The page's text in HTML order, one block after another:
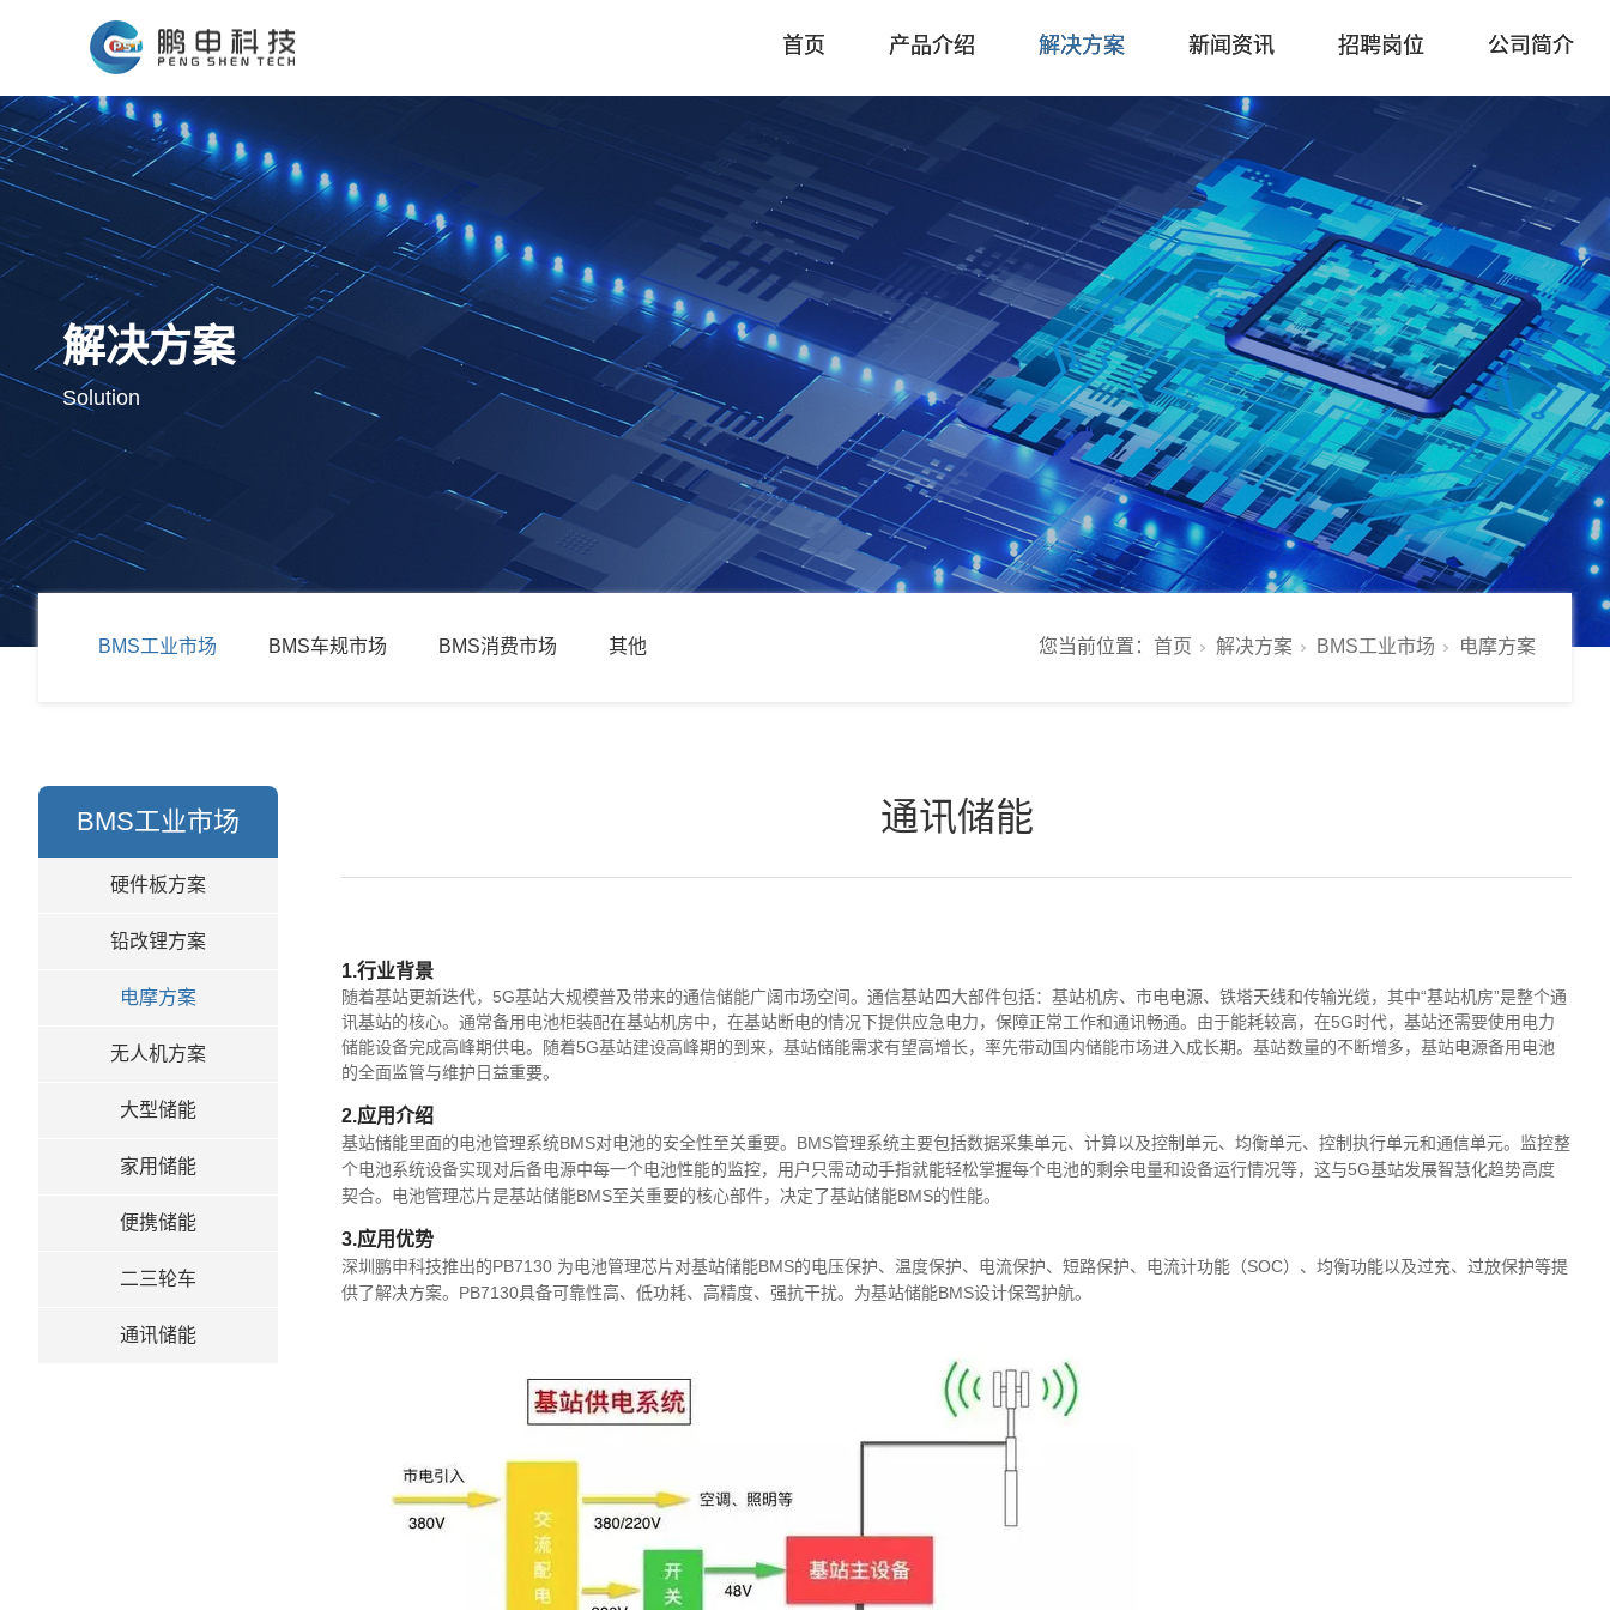
首页 产品介绍 解决方案 新闻资讯 招聘岗位 公司简介
解决方案
Solution
BMS工业市场 BMS车规市场 BMS消费市场 其他 您当前位置： 首页 解决方案 BMS工业市场 电摩方案
BMS工业市场
硬件板方案
铅改锂方案
电摩方案
无人机方案
大型储能
家用储能
便携储能
二三轮车
通讯储能
通讯储能
1.行业背景
随着基站更新迭代，5G基站大规模普及带来的通信储能广阔市场空间。通信基站四大部件包括：基站机房、市电电源、铁塔天线和传输光缆，其中“基站机房”是整个通
讯基站的核心。通常备用电池柜装配在基站机房中，在基站断电的情况下提供应急电力，保障正常工作和通讯畅通。由于能耗较高，在5G时代，基站还需要使用电力
储能设备完成高峰期供电。随着5G基站建设高峰期的到来，基站储能需求有望高增长，率先带动国内储能市场进入成长期。基站数量的不断增多，基站电源备用电池
的全面监管与维护日益重要。
2.应用介绍
基站储能里面的电池管理系统BMS对电池的安全性至关重要。BMS管理系统主要包括数据采集单元、计算以及控制单元、均衡单元、控制执行单元和通信单元。监控整
个电池系统设备实现对后备电源中每一个电池性能的监控，用户只需动动手指就能轻松掌握每个电池的剩余电量和设备运行情况等，这与5G基站发展智慧化趋势高度
契合。电池管理芯片是基站储能BMS至关重要的核心部件，决定了基站储能BMS的性能。
3.应用优势
深圳鹏申科技推出的PB7130 为电池管理芯片对基站储能BMS的电压保护、温度保护、电流保护、短路保护、电流计功能（SOC）、均衡功能以及过充、过放保护等提
供了解决方案。PB7130具备可靠性高、低功耗、高精度、强抗干扰。为基站储能BMS设计保驾护航。